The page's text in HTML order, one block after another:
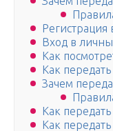
Вход в
Как
Как
Зачем
Как
Как